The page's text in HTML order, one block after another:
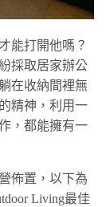
能打開他嗎？
採取居家辦公
在收納間裡無
精神，利用一
，都能擁有一
佈置，以下為
Living最佳